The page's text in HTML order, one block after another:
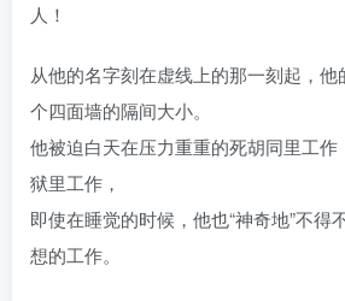
人！
从他的名字刻在虚线上的那一刻起，
个四面墙的隔间大小。
他被迫白天在压力重重的死胡同里工
狱里工作，
即使在睡觉的时候，他也“神奇地”不得
想的工作。